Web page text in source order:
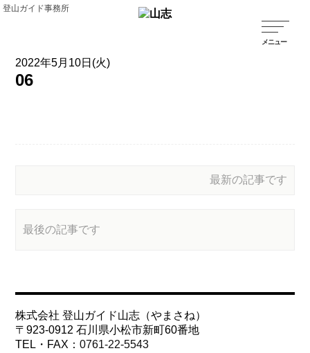
登山ガイド事務所
2022年5月10日(火)
06
最新の記事です
最後の記事です
株式会社 登山ガイド山志（やまさね）
〒923-0912 石川県小松市新町60番地
TEL・FAX：0761-22-5543